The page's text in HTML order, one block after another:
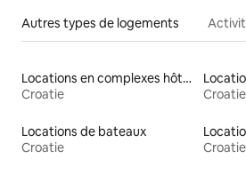
Autres types de logements
Locations en complexes hôteliers
Croatie
Croatie
Locations de bateaux
Croatie
Croatie